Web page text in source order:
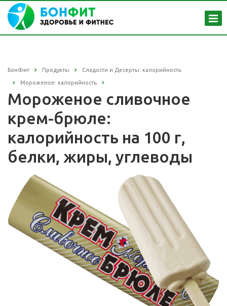
БонФит Продукты Сладости и Десерты: калорийность
Мороженое: калорийность
Мороженое сливочное
крем-брюле:
калорийность на 100 г,
белки, жиры, углеводы